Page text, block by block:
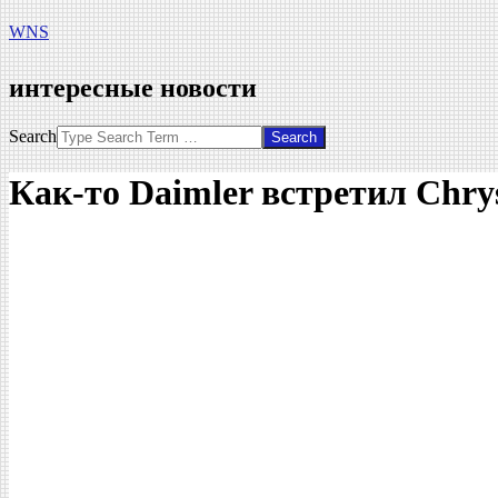
WNS
интересные новости
Search
Как-то Daimler встретил